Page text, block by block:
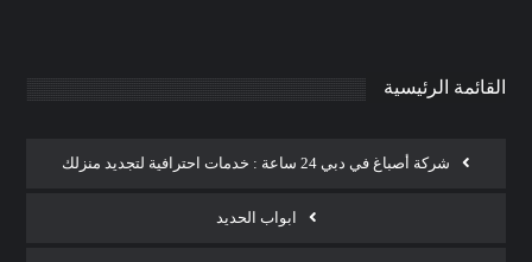
القائمة الرئيسية
شركة أصباغ في دبي 24 ساعة : خدمات احترافية لتجديد منزلك
ابواب الحديد